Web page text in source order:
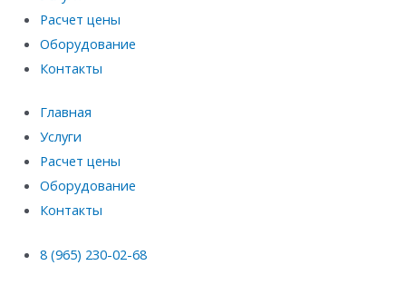
Расчет цены
Оборудование
Контакты
Главная
Услуги
Расчет цены
Оборудование
Контакты
8 (965) 230-02-68